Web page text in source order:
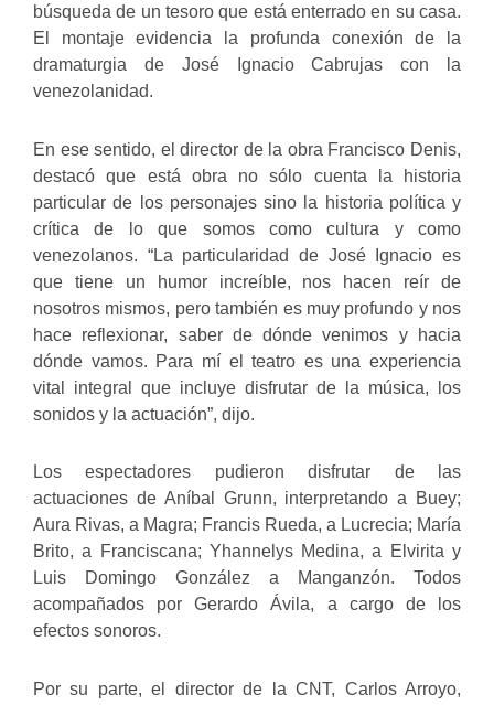
búsqueda de un tesoro que está enterrado en su casa.
El montaje evidencia la profunda conexión de la
dramaturgia de José Ignacio Cabrujas con la
venezolanidad.
En ese sentido, el director de la obra Francisco Denis,
destacó que está obra no sólo cuenta la historia
particular de los personajes sino la historia política y
crítica de lo que somos como cultura y como
venezolanos. “La particularidad de José Ignacio es
que tiene un humor increíble, nos hacen reír de
nosotros mismos, pero también es muy profundo y nos
hace reflexionar, saber de dónde venimos y hacia
dónde vamos. Para mí el teatro es una experiencia
vital integral que incluye disfrutar de la música, los
sonidos y la actuación”, dijo.
Los espectadores pudieron disfrutar de las
actuaciones de Aníbal Grunn, interpretando a Buey;
Aura Rivas, a Magra; Francis Rueda, a Lucrecia; María
Brito, a Franciscana; Yhannelys Medina, a Elvirita y
Luis Domingo González a Manganzón. Todos
acompañados por Gerardo Ávila, a cargo de los
efectos sonoros.
Por su parte, el director de la CNT, Carlos Arroyo,